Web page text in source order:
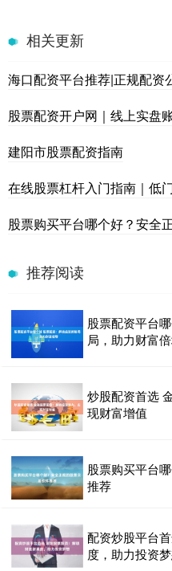
相关更新
海口配资平台推荐|正规配资
股票配资开户网｜线上实盘
建阳市股票配资指南
在线股票杠杆入门指南｜低
股票购买平台哪个好？安全
推荐阅读
股票配资平台
局，助力财富
炒股配资首选
现财富增值
股票购买平台
推荐
配资炒股平台
度，助力投资